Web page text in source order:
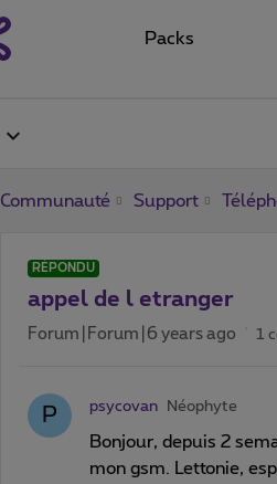
Packs
Communauté Support
RÉPONDU
appel de l etranger
Forum|Forum|6 years ago 1
P psycovan Néophyte
Bonjour, depuis 2
mon gsm. Lettonie,